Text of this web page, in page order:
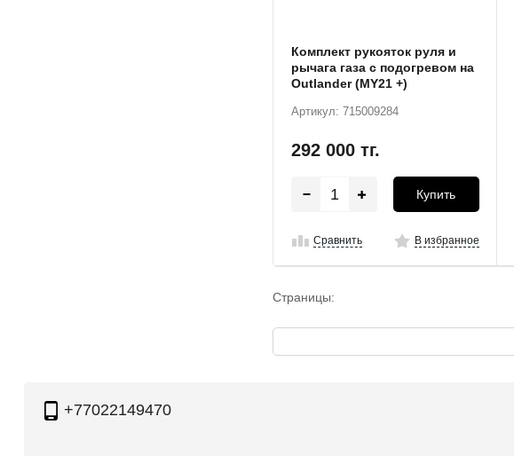
Комплект рукояток руля и
рычага газа с подогревом на
Outlander (MY21 +)
Артикул: 715009284
292 000 тг.
Купить
Сравнить В избранное
Страницы:
+77022149470